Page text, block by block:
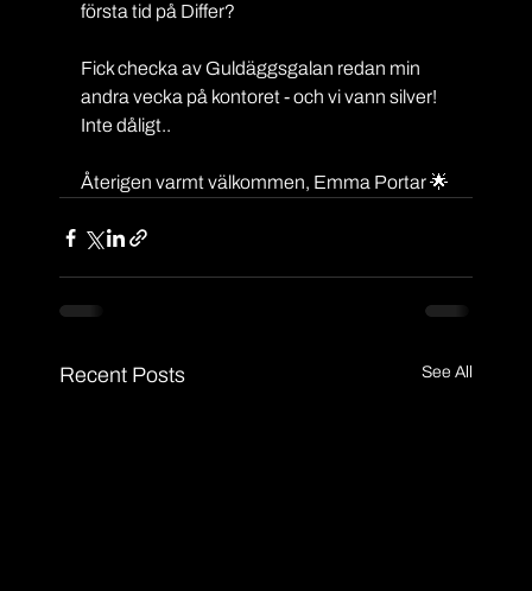
första tid på Differ?
Fick checka av Guldäggsgalan redan min
andra vecka på kontoret - och vi vann silver!
Inte dåligt..
Återigen varmt välkommen, Emma Portar 🌟
Recent Posts See All